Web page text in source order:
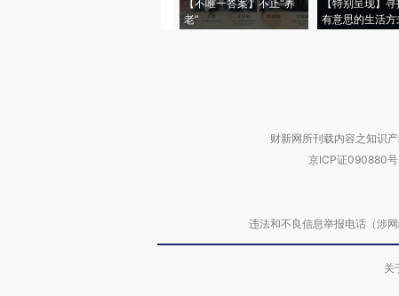
【不唯一答案】不止“养
老”
【特别呈现】
有意思的生活方
财新网所刊载内容之知识
京ICP证090880号
违法和不良信息举报电话（涉
关